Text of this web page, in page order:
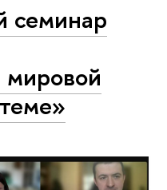
семинар
мировой